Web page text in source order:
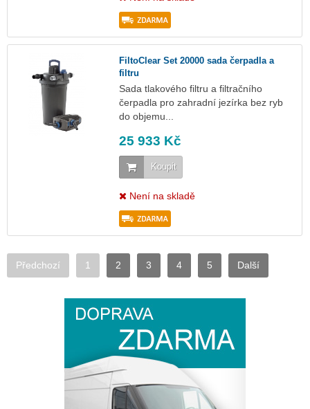
FiltoClear Set 20000 sada čerpadla a
filtru
Sada tlakového filtru a filtračního
čerpadla pro zahradní jezírka bez ryb
do objemu...
25 933 Kč
Koupit
Není na skladě
Předchozí 1 2 3 4 5 Další